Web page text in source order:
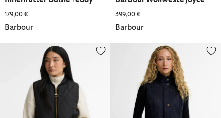
179,00 €
Barbour
399,00 €
Barbour
Barbour Weste Glendyn